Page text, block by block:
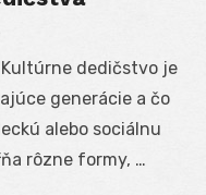
dedičstvo je
generácie a čo
alebo sociálnu
rôzne formy, …